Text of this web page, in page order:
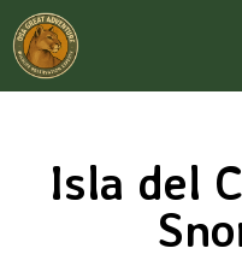
Isla del